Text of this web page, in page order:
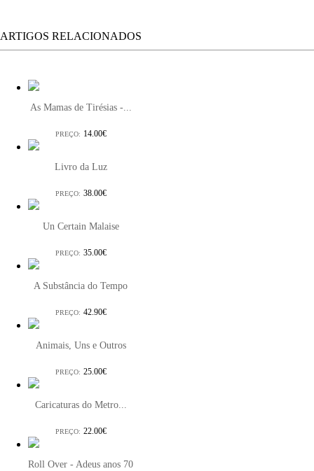
ARTIGOS RELACIONADOS
As Mamas de Tirésias -...
PREÇO: 14.00€
Livro da Luz
PREÇO: 38.00€
Un Certain Malaise
PREÇO: 35.00€
A Substância do Tempo
PREÇO: 42.90€
Animais, Uns e Outros
PREÇO: 25.00€
Caricaturas do Metro...
PREÇO: 22.00€
Roll Over - Adeus anos 70